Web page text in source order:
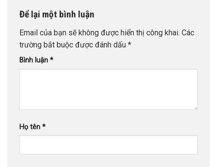
Để lại một bình luận
Email của bạn sẽ không được hiển thị công khai. Các
trường bắt buộc được đánh dấu *
Bình luận *
Họ tên *